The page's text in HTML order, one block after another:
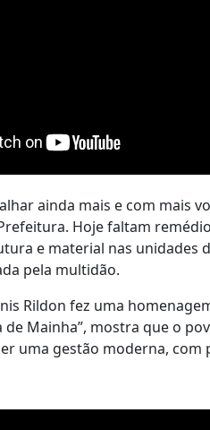
ainda mais e com mais
Hoje faltam
e material nas unidades
pela multidão.
Rildon fez uma
de Mainha”, mostra que o
uma gestão moderna, com